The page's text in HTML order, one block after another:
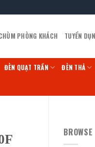
PHÒNG KHÁCH TUYỂN
ĐÈN QUẠT TRẦN ĐÈN THẢ
BROWSE